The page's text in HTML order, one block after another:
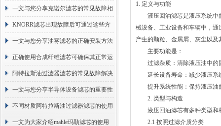
续更换成本
一文与您分享克诺尔滤芯的常见故障相
应解决方法
KNORR滤芯出现故障后可通过这些方
法解决
一文与您分享油雾滤芯的正确安装方法
正确使用合成纤维滤芯可确保其正常运
行
阿特拉斯油过滤器滤芯的常见故障解决
方法介绍
一文与您分享半导体设备滤芯的重要性
不同材质阿特拉斯油过滤器滤芯的使用
周期区别介绍
一文为大家介绍mahle玛勒滤芯的使用
1. 定义与功能
液压回油滤芯是液压系统中的
械设备、工业设备和车辆中，
产生的颗粒、金属屑、灰尘以
主要功能是：
过滤杂质：清除液压油中的
延长设备寿命：减少液压系
提升系统性能：保持液压油
2. 类型与构造
液压回油滤芯有多种类型和
2.1 按照过滤介质分类